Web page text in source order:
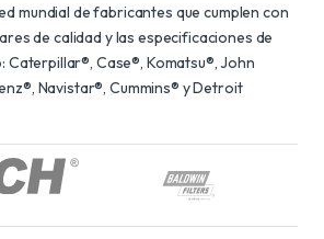
mundial de fabricantes que cumplen con
de calidad y las especificaciones de
Caterpillar®, Case®, Komatsu®, John
Navistar®, Cummins® y Detroit